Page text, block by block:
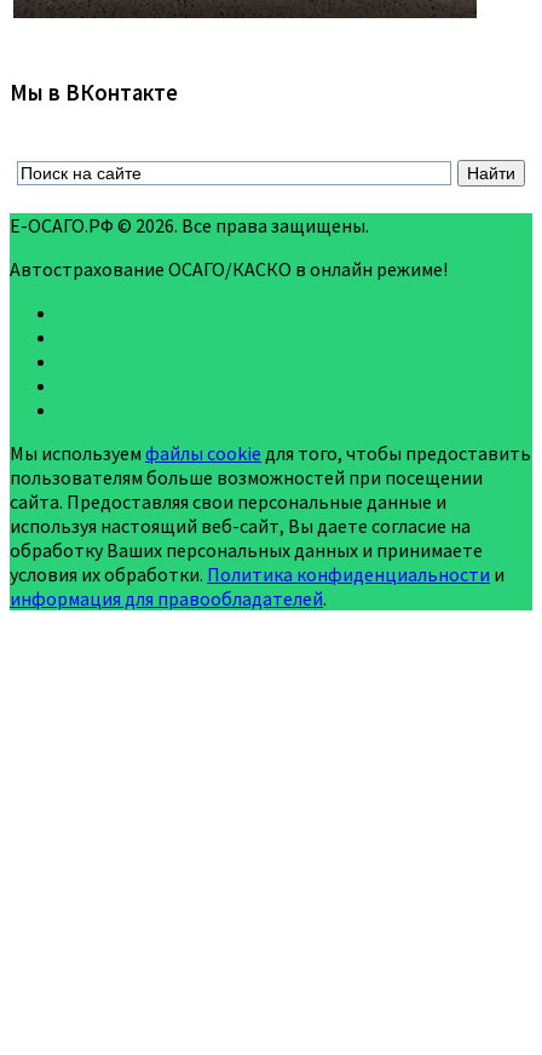
Мы в ВКонтакте
Е-ОСАГО.РФ © 2026. Все права защищены.
Автострахование ОСАГО/КАСКО в онлайн режиме!
Мы используем файлы cookie для того, чтобы предоставить
пользователям больше возможностей при посещении
сайта. Предоставляя свои персональные данные и
используя настоящий веб-сайт, Вы даете согласие на
обработку Ваших персональных данных и принимаете
условия их обработки. Политика конфиденциальности и
информация для правообладателей.